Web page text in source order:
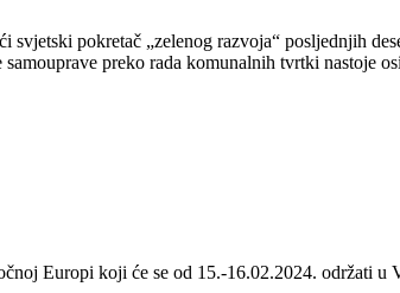
pokretač „zelenog razvoja“ posljednjih
preko rada komunalnih tvrtki nastoje
Europi koji će se od 15.-16.02.2024. održati